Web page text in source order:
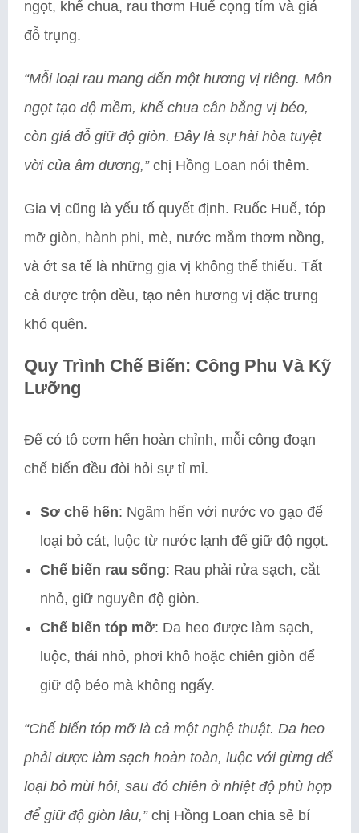
ngọt, khế chua, rau thơm Huế cọng tím và giá
đỗ trụng.
“Mỗi loại rau mang đến một hương vị riêng. Môn
ngọt tạo độ mềm, khế chua cân bằng vị béo,
còn giá đỗ giữ độ giòn. Đây là sự hài hòa tuyệt
vời của âm dương,”chị Hồng Loan nói thêm.
Gia vị cũng là yếu tố quyết định. Ruốc Huế, tóp
mỡ giòn, hành phi, mè, nước mắm thơm nồng,
và ớt sa tế là những gia vị không thể thiếu. Tất
cả được trộn đều, tạo nên hương vị đặc trưng
khó quên.
Quy Trình Chế Biến: Công Phu Và Kỹ
Lưỡng
Để có tô cơm hến hoàn chỉnh, mỗi công đoạn
chế biến đều đòi hỏi sự tỉ mỉ.
Sơ chế hến: Ngâm hến với nước vo gạo để
loại bỏ cát, luộc từ nước lạnh để giữ độ ngọt.
Chế biến rau sống: Rau phải rửa sạch, cắt
nhỏ, giữ nguyên độ giòn.
Chế biến tóp mỡ: Da heo được làm sạch,
luộc, thái nhỏ, phơi khô hoặc chiên giòn để
giữ độ béo mà không ngấy.
“Chế biến tóp mỡ là cả một nghệ thuật. Da heo
phải được làm sạch hoàn toàn, luộc với gừng để
loại bỏ mùi hôi, sau đó chiên ở nhiệt độ phù hợp
để giữ độ giòn lâu,”chị Hồng Loan chia sẻ bí